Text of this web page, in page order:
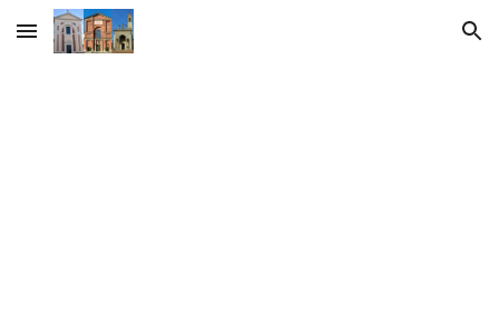
Skip to main content Skip to navigation